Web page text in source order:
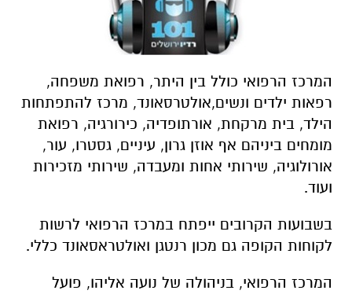
המרכז הרפואי כולל בין היתר, רפואת משפחה,
רפאות ילדים ונשים,אולטרסאונד, מרכז להתפתחות
הילד, בית מרקחת, אורתופדיה, כירורגיה, רפואת
מומחים ביניהם אף אוזן גרון, עיניים, גסטרו, עור,
אורולוגיה, שירותי אחות ומעבדה, שירותי מזכירות
ועוד.
בשבועות הקרובים ייפתח במרכז הרפואי לרשות
לקוחות הקופה גם מכון רנטגן ואולטראסאונד כללי.
המרכז הרפואי, בניהולה של נועה אליהו, פועל